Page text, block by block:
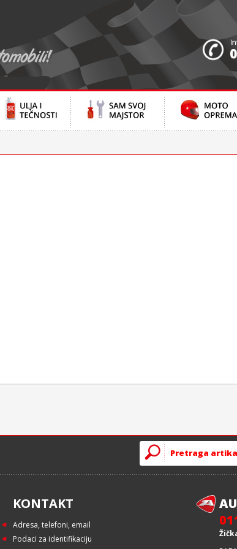
KONTAKT
Adresa, telefoni, email
Podaci za identifikaciju